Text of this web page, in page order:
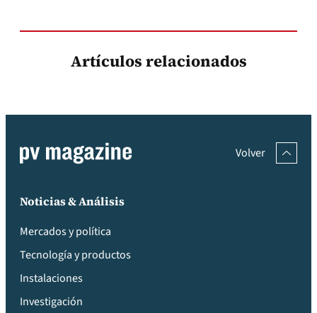
Artículos relacionados
Volver
Noticias & Análisis
Mercados y política
Tecnología y productos
Instalaciones
Investigación